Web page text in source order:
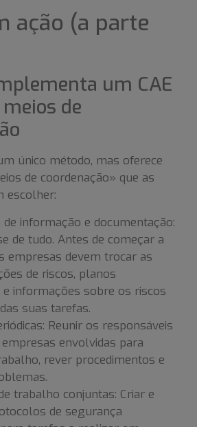
ação (a parte
um CAE
de
único método, mas oferece
de coordenação» que as
escolher:
de informação e documentação:
de tudo. Antes de começar a
empresas devem trocar as
de riscos, planos
e informações sobre os riscos
suas tarefas.
Reunir os responsáveis
envolvidas para
rever procedimentos e
trabalho conjuntas: Criar e
de segurança